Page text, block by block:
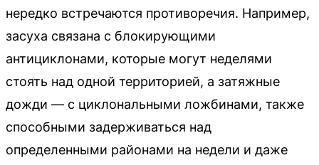
нередко встречаются противоречия. Например,
засуха связана с блокирующими
антициклонами, которые могут неделями
стоять над одной территорией, а затяжные
дожди — с циклональными ложбинами, также
способными задерживаться над
определенными районами на недели и даже